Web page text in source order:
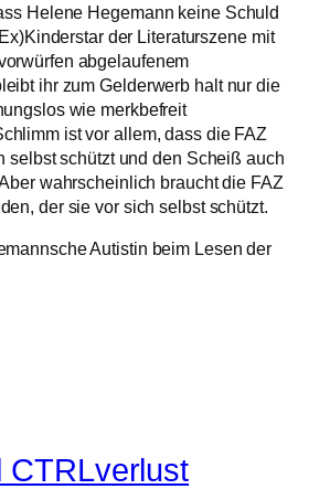
Helene Hegemann keine Schuld
der Literaturszene mit
abgelaufenem
ihr zum Gelderwerb halt nur die
wie merkbefreit
ist vor allem, dass die FAZ
selbst schützt und den Scheiß auch
wahrscheinlich braucht die FAZ
der sie vor sich selbst schützt.
Autistin beim Lesen der
CTRLverlust